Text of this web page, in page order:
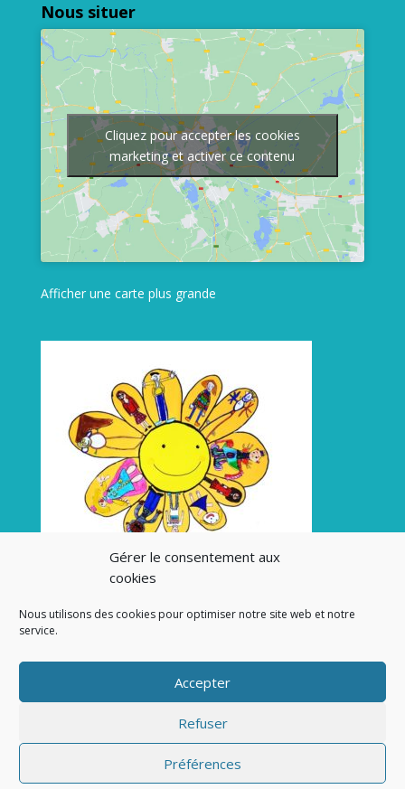
Gérer le consentement aux
cookies
Nous utilisons des cookies pour optimiser notre site web et notre
service.
Accepter
Refuser
Préférences
Nous situer
Cliquez pour accepter les cookies
marketing et activer ce contenu
Afficher une carte plus grande